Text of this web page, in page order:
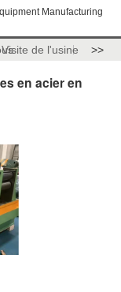
Manufacturing
Visite de l'usine >>
en acier en